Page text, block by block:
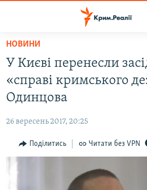
Перейти
основного
матеріалу
Перейти
до
основної
навігації
Перейти
до
ВІДЕО ТА ФОТО
БЛОГИ
ПОГЛЯД
ІНТЕРВ'Ю
НОВИНИ
У Києві перенесли
«справі кримського
Одинцова
26 вересень 2017, 20:25
Поділитись Читати без VPN